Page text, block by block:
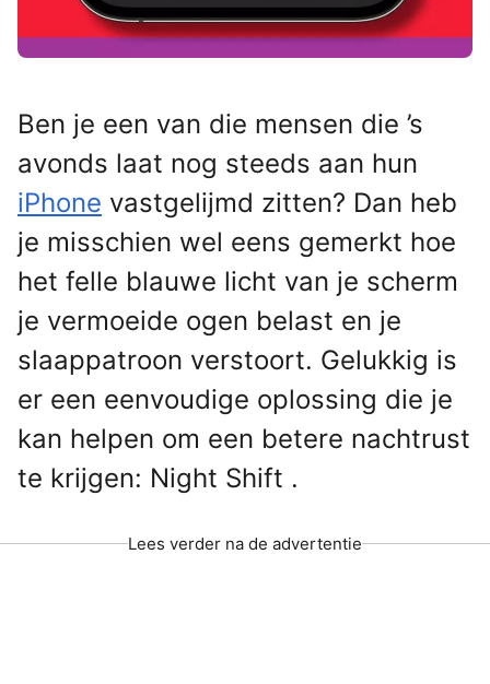
Ben je een van die mensen die ’s
avonds laat nog steeds aan hun
iPhone vastgelijmd zitten? Dan heb
je misschien wel eens gemerkt hoe
het felle blauwe licht van je scherm
je vermoeide ogen belast en je
slaappatroon verstoort. Gelukkig is
er een eenvoudige oplossing die je
kan helpen om een betere nachtrust
te krijgen: Night Shift .
Lees verder na de advertentie